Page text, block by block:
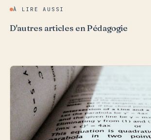
À LIRE AUSSI
D'autres articles en Pédagogie